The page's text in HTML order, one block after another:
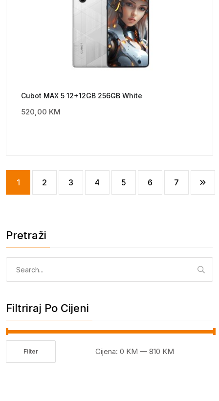
Cubot MAX 5 12+12GB 256GB White
520,00 KM
1 2 3 4 5 6 7
Pretraži
Filtriraj Po Cijeni
Filter Cijena: 0 KM — 810 KM